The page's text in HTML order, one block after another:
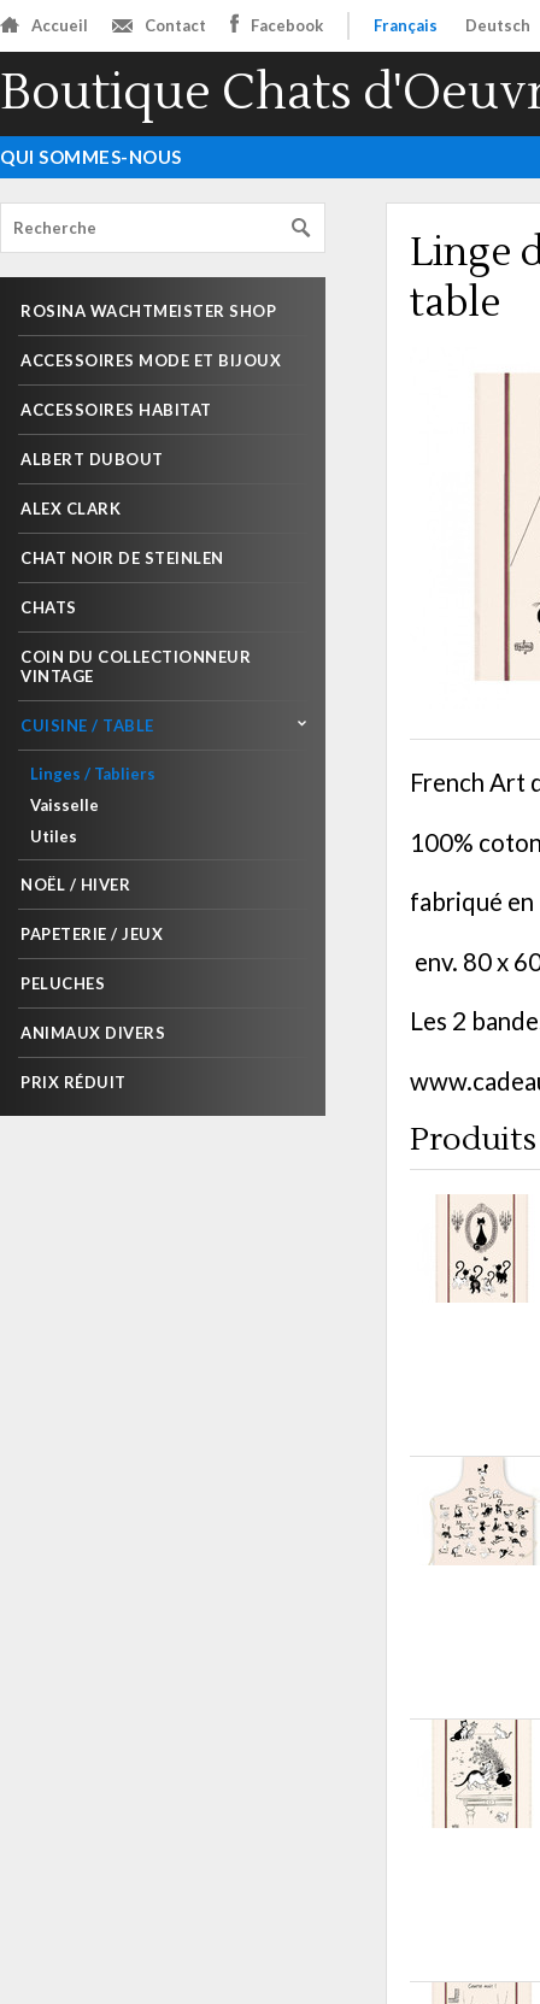
Accueil Contact Facebook Français Deutsch
Boutique Chats
QUI SOMMES-NOUS
ROSINA WACHTMEISTER SHOP
ACCESSOIRES MODE ET BIJOUX
ACCESSOIRES HABITAT
ALBERT DUBOUT
ALEX CLARK
CHAT NOIR DE STEINLEN
CHATS
COIN DU COLLECTIONNEUR
VINTAGE
CUISINE / TABLE
Linges / Tabliers
Vaisselle
Utiles
NOËL / HIVER
PAPETERIE / JEUX
PELUCHES
ANIMAUX DIVERS
PRIX RÉDUIT
Linge
table
French Art
100%
fabriqué en
env. 80 x
Les 2